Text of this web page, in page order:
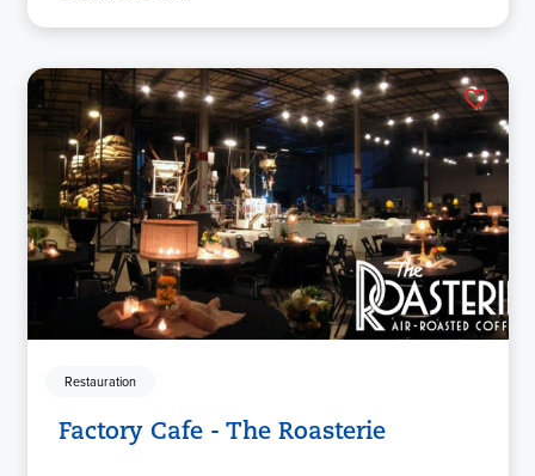
Restauration
Factory Cafe - The Roasterie